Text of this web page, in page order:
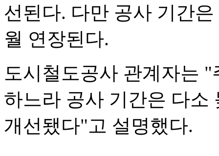
선된다. 다만 공사 기간
월 연장된다.
도시철도공사 관계자는
하느라 공사 기간은 다소
개선됐다"고 설명했다.